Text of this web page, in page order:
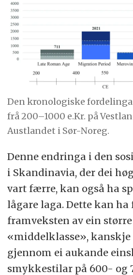
Den kronologiske
frå 200–1000 e.Kr. på
Austlandet i Sør-Noreg.
Denne endringa i den
i Skandinavia, der dei
vart færre, kan også ha
lågare laga. Dette kan
framveksten av ein
«middelklasse», kanskje
gjennom ei aukande
smykkestilar på 600- og